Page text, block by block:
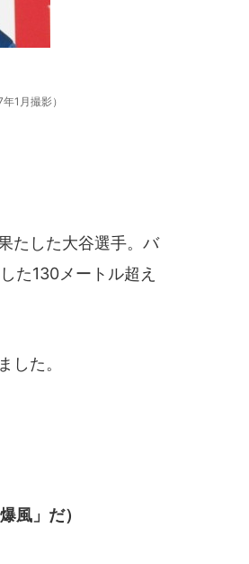
1月撮影）
たした大谷選手。バ
た130メートル超え
した。
風」だ）